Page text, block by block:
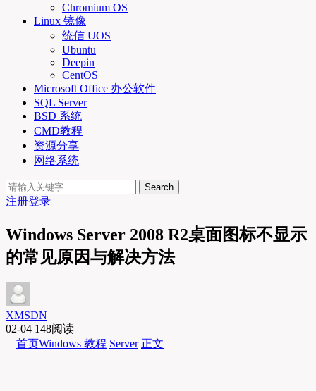
Chromium OS
Linux 镜像
统信 UOS
Ubuntu
Deepin
CentOS
Microsoft Office 办公软件
SQL Server
BSD 系统
CMD教程
资源分享
网络系统
Search
注册登录
Windows Server 2008 R2桌面图标不显示
的常见原因与解决方法
XMSDN
02-04 148阅读
首页Windows 教程 Server 正文